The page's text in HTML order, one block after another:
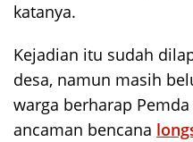
katanya.
Kejadian itu sudah
desa, namun masih
warga berharap
ancaman bencana